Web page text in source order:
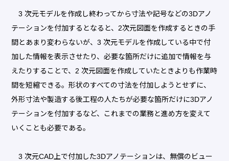
3 次元モデルを作成し終わってから寸法や記号などの3Dアノ
テーションを付加するとなると、2次元図面を作成するときの手
間とあまり変わらないが、3 次元モデルを作成している中で付
加した情報を表示させたり、必要な箇所だけに追加で情報を与
えたりすることで、2 次元図面を作成していたときよりも作業時
間を短縮できる。形状のすべての寸法を付加しようとせずに、
外形寸法や製造する後工程の人たちが必要な箇所だけに3Dアノ
テーションを付加するなど、これまでの業務と進め方を変えて
いくことも必要である。
3 次元CAD上で付加した3Dアノテーションは、無償のビュー